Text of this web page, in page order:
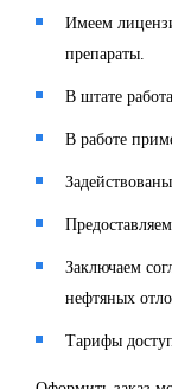
Имеем
препараты.
В штате
В работе
Заключаем
нефтяных
Тарифы